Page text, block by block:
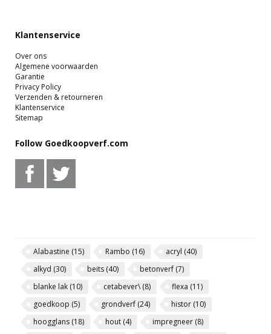
Klantenservice
Over ons
Algemene voorwaarden
Garantie
Privacy Policy
Verzenden & retourneren
Klantenservice
Sitemap
Follow Goedkoopverf.com
Alabastine (15) Rambo (16) acryl (40)
alkyd (30) beits (40) betonverf (7)
blanke lak (10) cetabever\(8) flexa (11)
goedkoop (5) grondverf (24) histor (10)
hoogglans (18) hout (4) impregneer (8)